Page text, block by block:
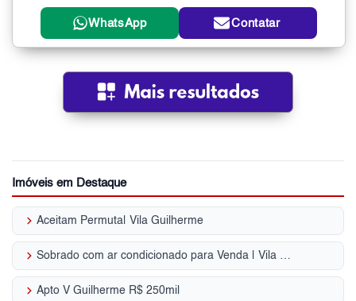
WhatsApp Contatar
Imóveis em Destaque
keyboard_arrow_right Aceitam Permuta| Vila Guilherme
keyboard_arrow_right Sobrado com ar condicionado para Venda | Vila Guilherme
keyboard_arrow_right Apto V Guilherme R$ 250mil